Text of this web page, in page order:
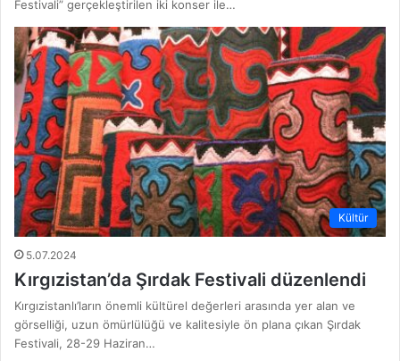
Festivali” gerçekleştirilen iki konser ile…
Kültür
5.07.2024
Kırgızistan’da Şırdak Festivali düzenlendi
Kırgızistanlı’ların önemli kültürel değerleri arasında yer alan ve
görselliği, uzun ömürlülüğü ve kalitesiyle ön plana çıkan Şırdak
Festivali, 28-29 Haziran…